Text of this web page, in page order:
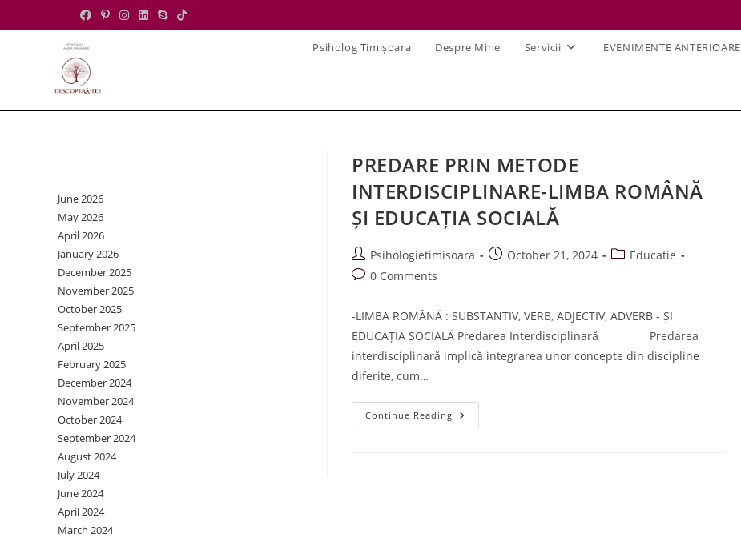
to
Psiholog Timișoara Despre Mine Servicii EVENIMENTE ANTERIOARE
PREDARE PRIN METODE
INTERDISCIPLINARE-LIMBA ROMÂNĂ
ȘI EDUCAȚIA SOCIALĂ
Post
author:
Psihologietimisoara
PostOctober 21, 2024
PostEducatie
Post0 Comments
-LIMBA ROMÂNĂ : SUBSTANTIV, VERB, ADJECTIV, ADVERB - ȘI
EDUCAȚIA SOCIALĂ Predarea Interdisciplinară Predarea
interdisciplinară implică integrarea unor concepte din discipline
diferite, cum…
Continue Reading PREDARE
PRIN
June 2026
May 2026
April 2026
January 2026
December 2025
November 2025
October 2025
September 2025
April 2025
February 2025
December 2024
November 2024
October 2024
September 2024
August 2024
July 2024
June 2024
April 2024
March 2024